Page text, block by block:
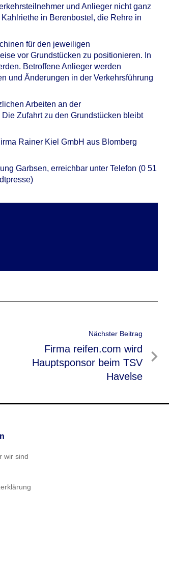
und Anlieger nicht ganz
in Berenbostel, die Rehre in
für den jeweiligen
vor Grundstücken zu positionieren. In
Betroffene Anlieger werden
und Änderungen in der Verkehrsführung
Arbeiten an der
Zufahrt zu den Grundstücken bleibt
Rainer Kiel GmbH aus Blomberg
Garbsen, erreichbar unter Telefon (0 51
Nächster Beitrag
Nächster
Beitrag
Firma reifen.com wird
Hauptsponsor beim TSV
Havelse
wir sind